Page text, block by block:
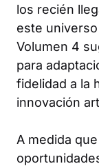
los recién
este
Volumen 4
para
fidelidad a la
innovación
A medida